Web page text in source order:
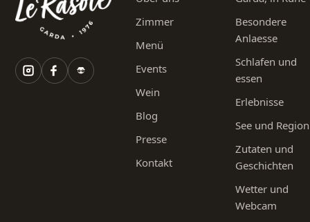
Zimmer
Menü
Events
Wein
Blog
Presse
Kontakt
Besondere
Anlaesse
Schlafen und
essen
Erlebnisse
See und Region
Zutaten und
Geschichten
Wetter und
Webcam